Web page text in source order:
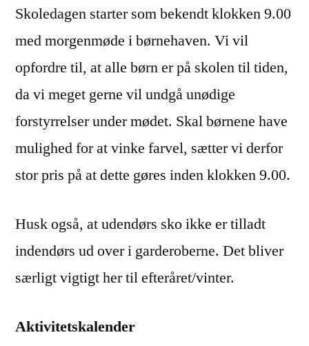
Skoledagen starter som bekendt klokken 9.00
med morgenmøde i børnehaven. Vi vil
opfordre til, at alle børn er på skolen til tiden,
da vi meget gerne vil undgå unødige
forstyrrelser under mødet. Skal børnene have
mulighed for at vinke farvel, sætter vi derfor
stor pris på at dette gøres inden klokken 9.00.
Husk også, at udendørs sko ikke er tilladt
indendørs ud over i garderoberne. Det bliver
særligt vigtigt her til efteråret/vinter.
Aktivitetskalender